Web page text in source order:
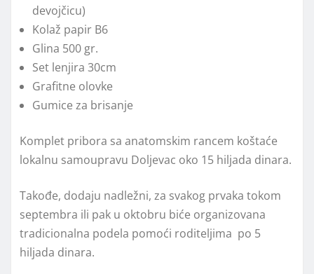
devojčicu)
Kolaž papir B6
Glina 500 gr.
Set lenjira 30cm
Grafitne olovke
Gumice za brisanje
Komplet pribora sa anatomskim rancem koštaće
lokalnu samoupravu Doljevac oko 15 hiljada dinara.
Takođe, dodaju nadležni, za svakog prvaka tokom
septembra ili pak u oktobru biće organizovana
tradicionalna podela pomoći roditeljima po 5
hiljada dinara.